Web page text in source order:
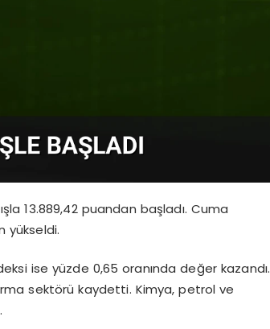
13.889,42 puandan başladı. Cuma
yükseldi.
ise yüzde 0,65 oranında değer kazandı.
sektörü kaydetti. Kimya, petrol ve